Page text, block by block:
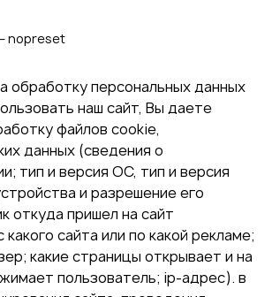
nopreset
обработку персональных данных
наш сайт, Вы даете
файлов cookie,
данных (сведения о
тип и версия ОС, тип и версия
и разрешение его
откуда пришел на сайт
какого сайта или по какой рекламе;
какие страницы открывает и на
пользователь; ip-адрес). в